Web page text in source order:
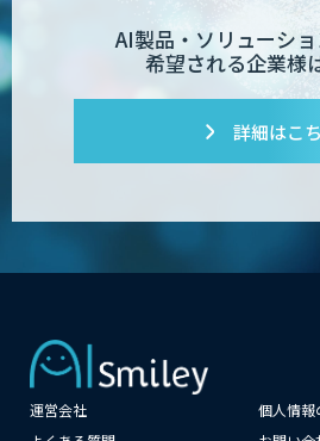
AI製品・ソリューシ
希望される企業様
詳細はこ
運営会社
個人情報